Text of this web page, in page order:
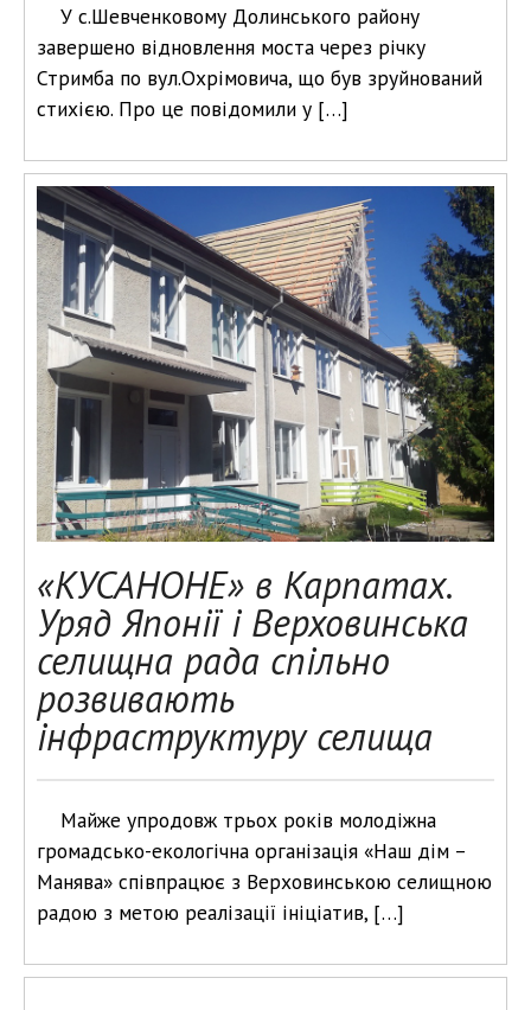
У с.Шевченковому Долинського району
завершено відновлення моста через річку
Стримба по вул.Охрімовича, що був зруйнований
стихією. Про це повідомили у […]
«КУСАНОНЕ» в Карпатах.
Уряд Японії і Верховинська
селищна рада спільно
розвивають
інфраструктуру селища
Майже упродовж трьох років молодіжна
громадсько-екологічна організація «Наш дім –
Манява» співпрацює з Верховинською селищною
радою з метою реалізації ініціатив, […]